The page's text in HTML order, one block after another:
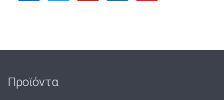
Προϊόντα